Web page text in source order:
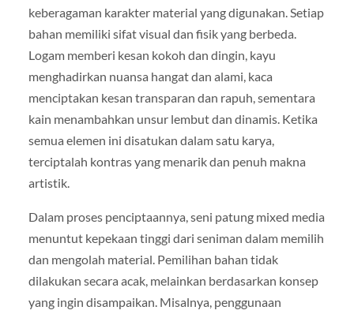
keberagaman karakter material yang digunakan. Setiap
bahan memiliki sifat visual dan fisik yang berbeda.
Logam memberi kesan kokoh dan dingin, kayu
menghadirkan nuansa hangat dan alami, kaca
menciptakan kesan transparan dan rapuh, sementara
kain menambahkan unsur lembut dan dinamis. Ketika
semua elemen ini disatukan dalam satu karya,
terciptalah kontras yang menarik dan penuh makna
artistik.
Dalam proses penciptaannya, seni patung mixed media
menuntut kepekaan tinggi dari seniman dalam memilih
dan mengolah material. Pemilihan bahan tidak
dilakukan secara acak, melainkan berdasarkan konsep
yang ingin disampaikan. Misalnya, penggunaan